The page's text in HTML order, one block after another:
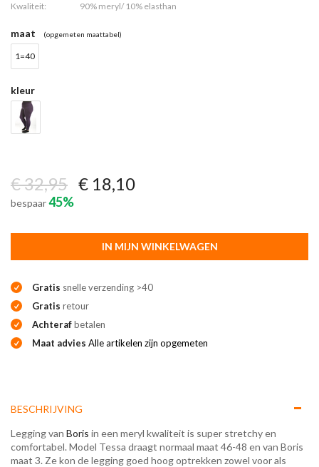
Kwaliteit:
90% meryl/ 10% elasthan
maat (opgemeten maattabel)
1=40
kleur
€ 32,95 € 18,10
bespaar45%
IN MIJN WINKELWAGEN
Gratis snelle verzending >40
Gratis retour
Achterafbetalen
Maat advies Alle artikelen zijn opgemeten
BESCHRIJVING
Legging van Boris in een meryl kwaliteit is super stretchy en
comfortabel. Model Tessa draagt normaal maat 46-48 en van Boris
maat 3. Ze kon de legging goed hoog optrekken zowel voor als